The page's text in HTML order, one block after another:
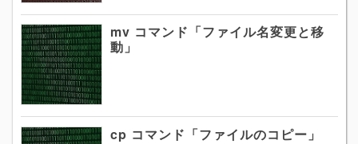
mv コマンド「ファイル名変更と移
動」
cp コマンド「ファイルのコピー」